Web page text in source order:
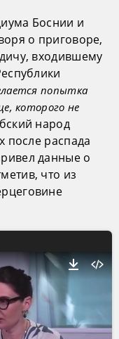
Боснии и
о приговоре,
входившему
попытка
которого не
народ
после распада
данные о
что из